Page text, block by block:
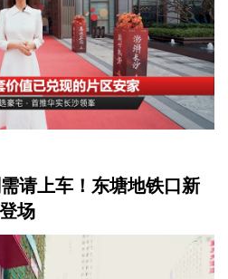
请上车！东塘地铁口新
场